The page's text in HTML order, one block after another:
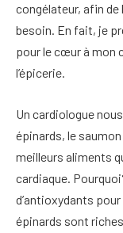
congélateur, afin de
besoin. En fait, je
pour le cœur à mon
l’épicerie.
Un cardiologue
épinards, le
meilleurs aliments
cardiaque.
d’antioxydants
épinards sont